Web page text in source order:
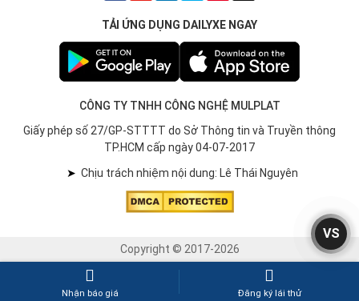
VS
TẢI ỨNG DỤNG DAILYXE NGAY
CÔNG TY TNHH CÔNG NGHỆ MULPLAT
Giấy phép số 27/GP-STTTT do Sở Thông tin và Truyền thông
TP.HCM cấp ngày 04-07-2017
➤ Chịu trách nhiệm nội dung: Lê Thái Nguyên
Copyright © 2017-2026
Nhận báo giá Đăng ký lái thử